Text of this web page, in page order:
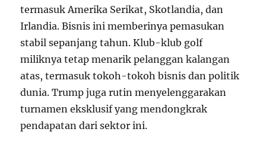
termasuk Amerika Serikat, Skotlandia, dan
Irlandia. Bisnis ini memberinya pemasukan
stabil sepanjang tahun. Klub-klub golf
miliknya tetap menarik pelanggan kalangan
atas, termasuk tokoh-tokoh bisnis dan politik
dunia. Trump juga rutin menyelenggarakan
turnamen eksklusif yang mendongkrak
pendapatan dari sektor ini.